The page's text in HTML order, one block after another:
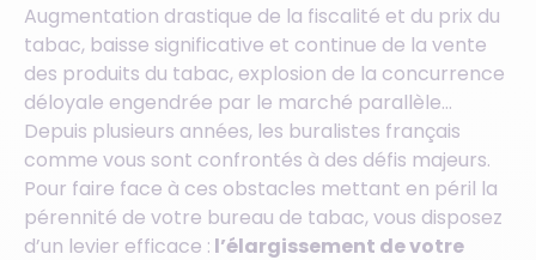
Augmentation drastique de la fiscalité et du prix du
tabac, baisse significative et continue de la vente
des produits du tabac, explosion de la concurrence
déloyale engendrée par le marché parallèle…
Depuis plusieurs années, les buralistes français
comme vous sont confrontés à des défis majeurs.
Pour faire face à ces obstacles mettant en péril la
pérennité de votre bureau de tabac, vous disposez
d’un levier efficace : l’élargissement de votre